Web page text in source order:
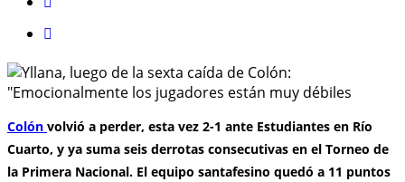
Colón volvió a perder, esta vez 2-1 ante Estudiantes en Río
Cuarto, y ya suma seis derrotas consecutivas en el Torneo de
la Primera Nacional. El equipo santafesino quedó a 11 puntos